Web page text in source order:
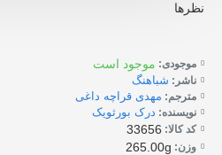
نظرها
موجودی: موجود است
ناشر: شباهنگ
مترجم: مهدی قراچه داغی
نویسنده: درک بورثویک
کد کالا: 33656
وزن: 265.00g